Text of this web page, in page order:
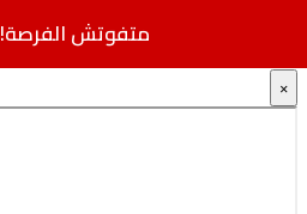
×
متفوتش الفرصة!